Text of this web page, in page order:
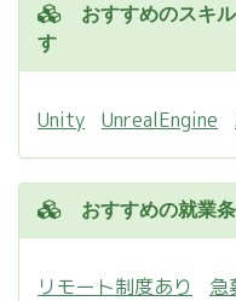
おすすめのスキ
す
Unity UnrealEngine
おすすめの就業
リモート制度あり 急